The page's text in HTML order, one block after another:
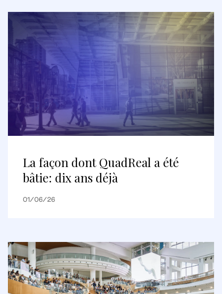
La façon dont QuadReal a été
bâtie: dix ans déjà
01/06/26